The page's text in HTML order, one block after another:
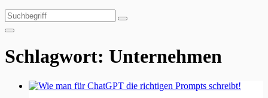
Suchen
nach:
Suchen
Schlagwort: Unternehmen